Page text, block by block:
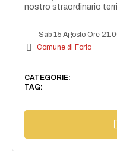
nostro straordinario
Sab 15 Agosto Ore
Comune di Forio
CATEGORIE:
TAG: